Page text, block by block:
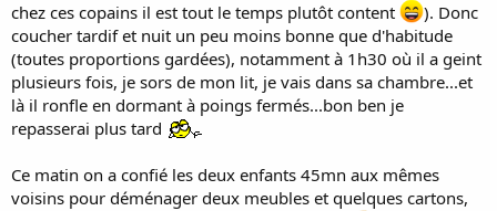
chez ces copains il est tout le temps plutôt content
). Donc
coucher tardif et nuit un peu moins bonne que d'habitude
(toutes proportions gardées), notamment à 1h30 où il a geint
plusieurs fois, je sors de mon lit, je vais dans sa chambre...et
là il ronfle en dormant à poings fermés...bon ben je
repasserai plus tard
Ce matin on a confié les deux enfants 45mn aux mêmes
voisins pour déménager deux meubles et quelques cartons,